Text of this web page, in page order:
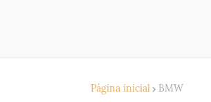
Página inicial BMW